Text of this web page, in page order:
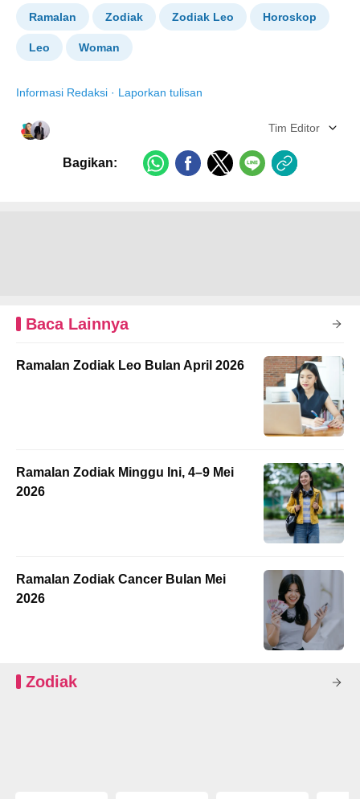
Ramalan Zodiak Zodiak Leo Horoskop
Leo Woman
Informasi Redaksi · Laporkan tulisan
Tim Editor
Bagikan:
Baca Lainnya
Ramalan Zodiak Leo Bulan April 2026
Ramalan Zodiak Minggu Ini, 4–9 Mei
2026
Ramalan Zodiak Cancer Bulan Mei
2026
Zodiak